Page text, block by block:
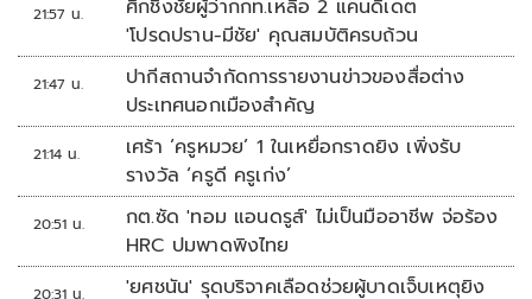
21:57 น.
ศึกชิงชัยผู้ว่ากกท.เหลือ 2 แคนดิเดต
'โปรดปราน-มีชัย' คุณสมบัติครบถ้วน
21:47 น.
ปากีสถานจำกัดการรายงานข่าวของสื่อต่าง
ประเทศนอกเมืองสำคัญ
21:14 น.
เศร้า ‘ครูหมวย’ 1 ในเหยื่อกราดยิง เพิ่งรับ
รางวัล ‘ครูดี ครูเก่ง’
20:51 น.
กต.ซัด 'ทอม แอนดรูส์' ไม่เป็นมืออาชีพ จ่อร้อง
HRC ปมพาดพิงไทย
20:31 น.
'ยศชนัน' รุดบริจาคเลือดช่วยผู้บาดเจ็บเหตุยิง